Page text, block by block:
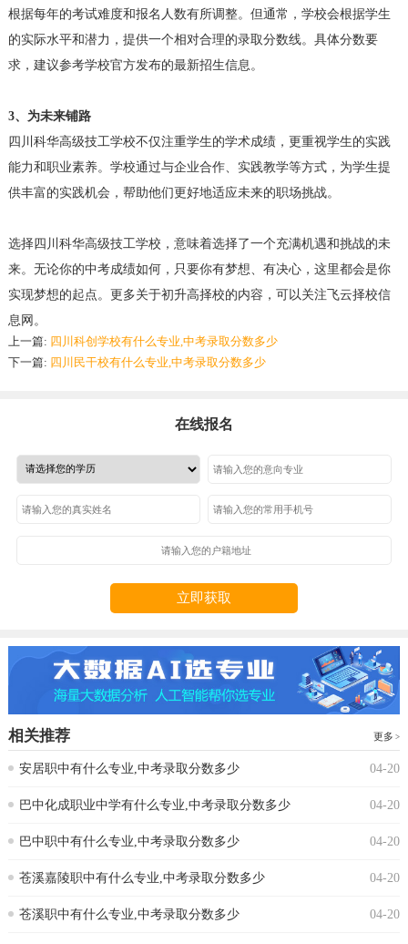
根据每年的考试难度和报名人数有所调整。但通常，学校会根据学生
的实际水平和潜力，提供一个相对合理的录取分数线。具体分数要
求，建议参考学校官方发布的最新招生信息。
3、 为未来铺路
四川科华高级技工学校不仅注重学生的学术成绩，更重视学生的实践
能力和职业素养。学校通过与企业合作、实践教学等方式，为学生提
供丰富的实践机会，帮助他们更好地适应未来的职场挑战。
选择四川科华高级技工学校，意味着选择了一个充满机遇和挑战的未
来。无论你的中考成绩如何，只要你有梦想、有决心，这里都会是你
实现梦想的起点。更多关于初升高择校的内容，可以关注飞云择校信
息网。
上一篇: 四川科创学校有什么专业,中考录取分数多少
下一篇: 四川民干校有什么专业,中考录取分数多少
在线报名
立即获取
相关推荐 更多
安居职中有什么专业,中考录取分数多少 04-20
巴中化成职业中学有什么专业,中考录取分数多少 04-20
巴中职中有什么专业,中考录取分数多少 04-20
苍溪嘉陵职中有什么专业,中考录取分数多少 04-20
苍溪职中有什么专业,中考录取分数多少 04-20